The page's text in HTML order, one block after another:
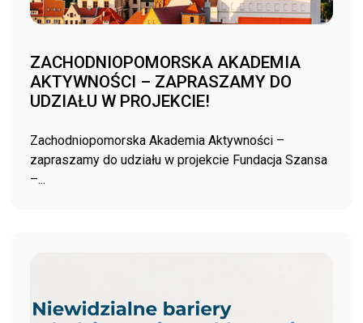
ZACHODNIOPOMORSKA AKADEMIA
AKTYWNOŚCI – ZAPRASZAMY DO
UDZIAŁU W PROJEKCIE!
Zachodniopomorska Akademia Aktywności –
zapraszamy do udziału w projekcie Fundacja Szansa
–...